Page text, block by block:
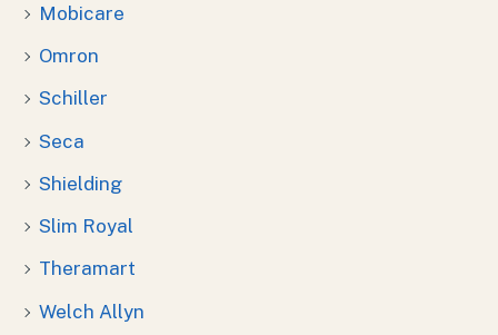
Mobicare
Omron
Schiller
Seca
Shielding
Slim Royal
Theramart
Welch Allyn